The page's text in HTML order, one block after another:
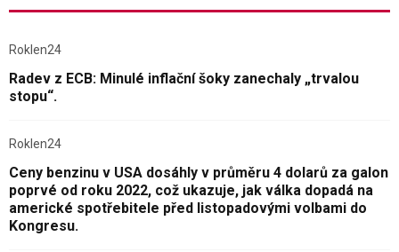
Roklen24
Radev z ECB: Minulé inflační šoky zanechaly „trvalou
stopu“.
Roklen24
Ceny benzinu v USA dosáhly v průměru 4 dolarů za galon
poprvé od roku 2022, což ukazuje, jak válka dopadá na
americké spotřebitele před listopadovými volbami do
Kongresu.